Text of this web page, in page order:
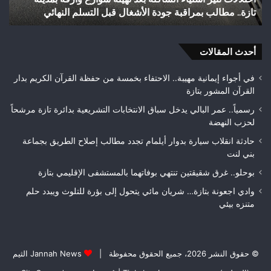
النهائي
الثاني
هواة
بطلاً
فاس
مكناس
الثاني هواة ويتوج بطلاً لعصبة فاس مكناس
أحدث المقالات
في أجواء إيمانية مهيبة.. الاحتفاء بخمسة من حفظة القرآن الكريم بدار
القرآن المشور بتازة
رسمياً.. عمر البالي يدخل سباق الانتخابات التشريعية بدائرة تازة مرشحاً
لحزب النهضة
حادثة انقلاب سيارة بدوار أيلمام تجدد مطالب إصلاح الطريق بجماعة
بني لنت
بوحلو.. غرق شقيقتين تنتهي بوفاتهما بالمستشفى الإقليمي بتازة
وادي اجعونة بتازة… شريان مائي يتحول إلى بؤرة للتلوث ويبدد حلم
متنزه بيئي
© حقوق النشر 2026، جميع الحقوق محفوظة |
Jannah News الثيم